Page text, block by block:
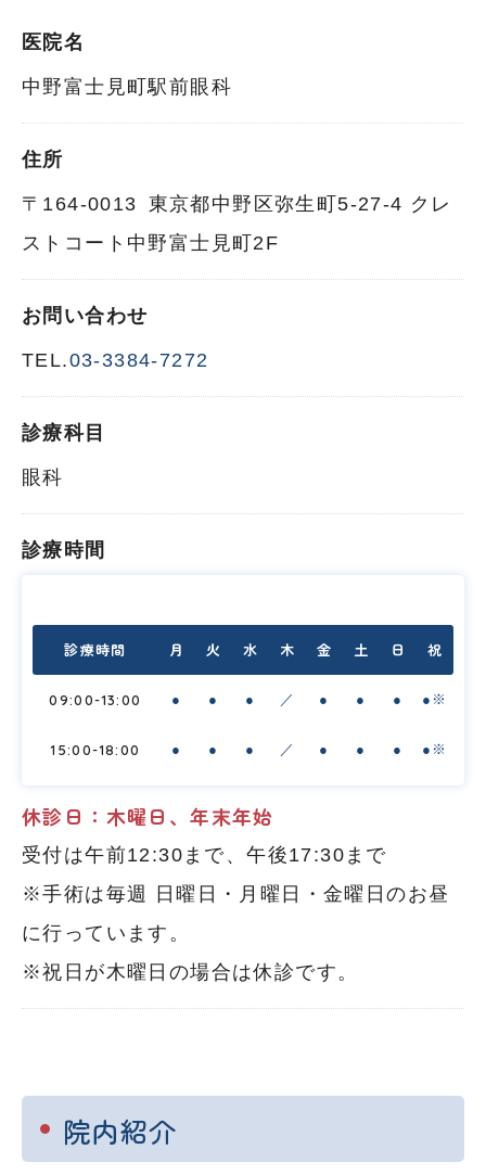
医院名
中野富士見町駅前眼科
住所
〒164-0013 東京都中野区弥生町5-27-4 クレ
ストコート中野富士見町2F
お問い合わせ
TEL.03-3384-7272
診療科目
眼科
診療時間
診療時間 月 火 水 木 金 土 日 祝
09:00-13:00 ● ● ● ／ ● ● ● ●※
15:00-18:00 ● ● ● ／ ● ● ● ●※
休診日：木曜日、年末年始
受付は午前12:30まで、午後17:30まで
※手術は毎週 日曜日・月曜日・金曜日のお昼
に行っています。
※祝日が木曜日の場合は休診です。
院内紹介